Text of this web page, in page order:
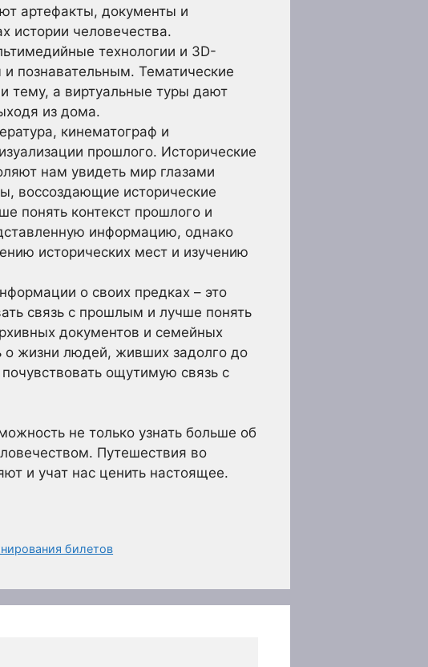
артефакты, документы и
истории человечества.
технологии и 3D-
познавательным. Тематические
тему, а виртуальные туры дают
из дома.
кинематограф и
прошлого. Исторические
нам увидеть мир глазами
воссоздающие исторические
понять контекст прошлого и
информацию, однако
исторических мест и изучению
о своих предках – это
связь с прошлым и лучше понять
документов и семейных
о жизни людей, живших задолго до
ощутимую связь с
не только узнать больше об
Путешествия во
и учат нас ценить настоящее.
билетов